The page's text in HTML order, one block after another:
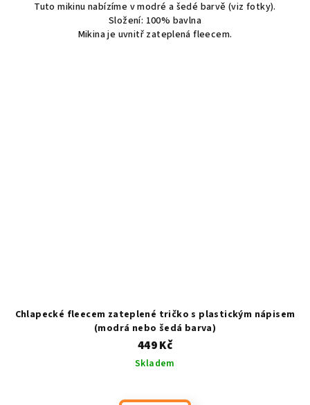
Tuto mikinu nabízíme v modré a šedé barvě (viz fotky).
Složení: 100% bavlna
Mikina je uvnitř zateplená fleecem.
Chlapecké fleecem zateplené tričko s plastickým nápisem
(modrá nebo šedá barva)
449 Kč
Skladem